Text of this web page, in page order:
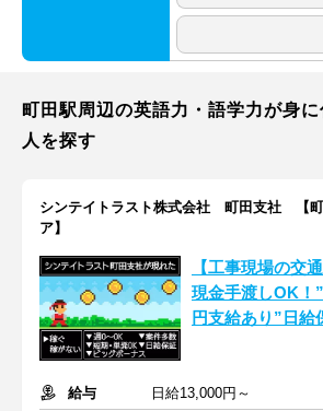
町田駅周辺の英語力・語学力が身
人を探す
シンテイトラスト株式会社 町田支社 【町
ア】
【工事現場の交
現金手渡しOK！
円支給あり”日給
給与
日給13,000円～